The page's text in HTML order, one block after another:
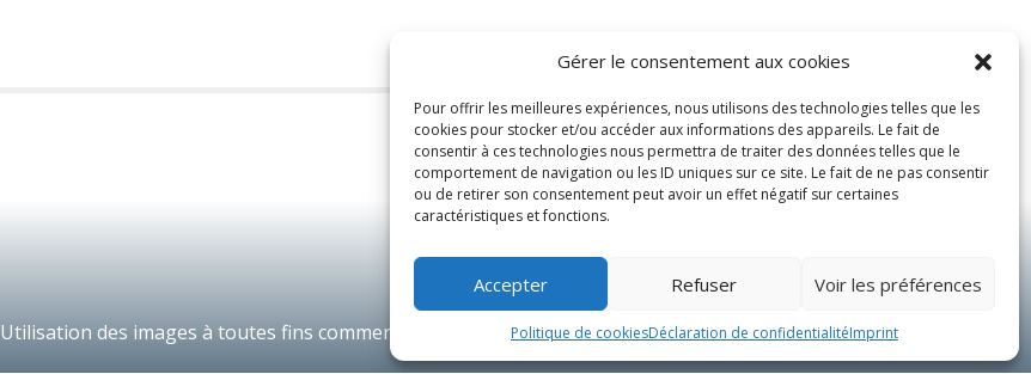
Gérer le consentement aux cookies
Pour offrir les meilleures expériences, nous utilisons des technologies telles que les
cookies pour stocker et/ou accéder aux informations des appareils. Le fait de
consentir à ces technologies nous permettra de traiter des données telles que le
comportement de navigation ou les ID uniques sur ce site. Le fait de ne pas consentir
ou de retirer son consentement peut avoir un effet négatif sur certaines
caractéristiques et fonctions.
Accepter Refuser Voir les préférences
Politique de cookiesDéclaration de confidentialitéImprint
Trype 2024, tous droits réservés.
Utilisation des images à toutes fins commerciales interdite sans autorisation explicite du photographe.